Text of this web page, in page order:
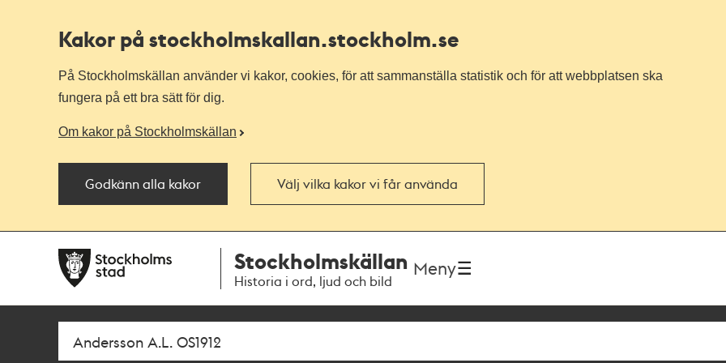
Kakor på stockholmskallan.stockholm.se
På Stockholmskällan använder vi kakor, cookies, för att sammanställa statistik och för att webbplatsen ska
fungera på ett bra sätt för dig.
Om kakor på Stockholmskällan
Godkänn alla kakor Välj vilka kakor vi får använda
navigationen
huvudinnehållet
Stockholmskällan
Historia i ord, ljud och bild
Meny
Sök